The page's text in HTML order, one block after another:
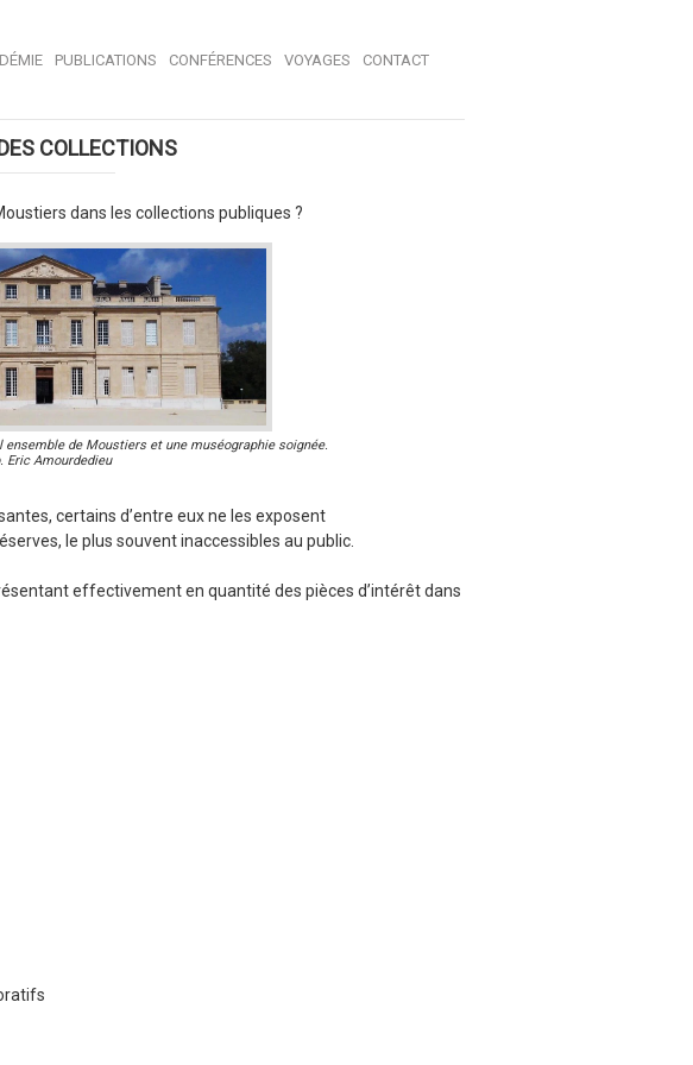
PUBLICATIONS CONFÉRENCES VOYAGES CONTACT
COLLECTIONS
dans les collections publiques ?
de Moustiers et une muséographie soignée.
Eric Amourdedieu
certains d’entre eux ne les exposent
le plus souvent inaccessibles au public.
effectivement en quantité des pièces d’intérêt dans